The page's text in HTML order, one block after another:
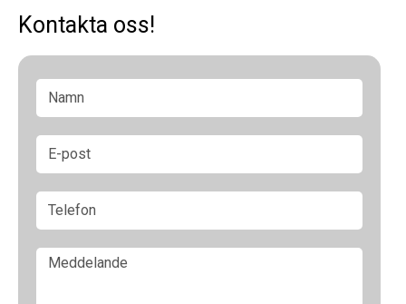
Kontakta oss!
n
*
o
t
e